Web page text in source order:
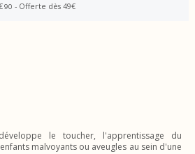
90 - Offerte dès 49€
le toucher, l'apprentissage du
malvoyants ou aveugles au sein d'une